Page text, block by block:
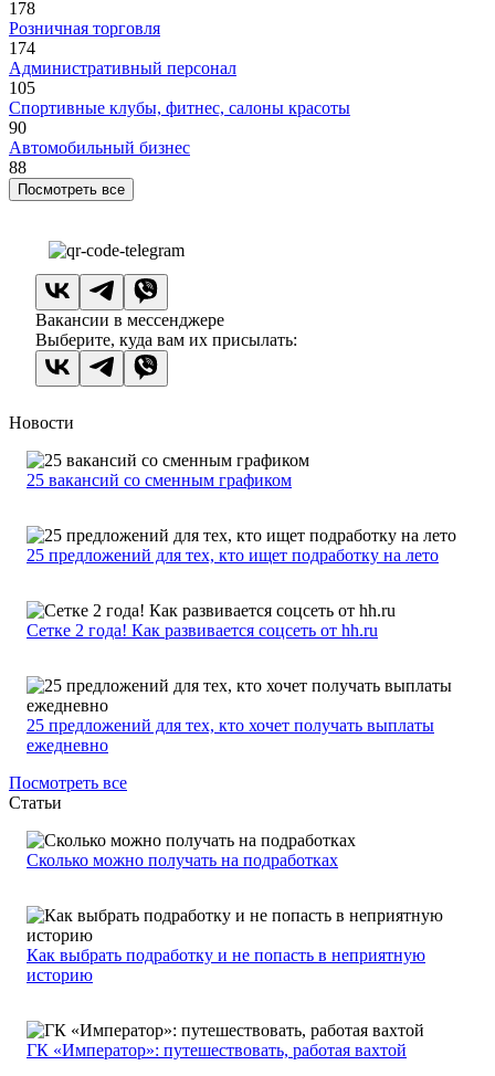
178
Розничная торговля
174
Административный персонал
105
Спортивные клубы, фитнес, салоны красоты
90
Автомобильный бизнес
88
Посмотреть все
Вакансии в мессенджере
Выберите, куда вам их присылать:
Новости
25 вакансий со сменным графиком
25 предложений для тех, кто ищет подработку на лето
Сетке 2 года! Как развивается соцсеть от hh.ru
25 предложений для тех, кто хочет получать выплаты
ежедневно
Посмотреть все
Статьи
Сколько можно получать на подработках
Как выбрать подработку и не попасть в неприятную
историю
ГК «Император»: путешествовать, работая вахтой